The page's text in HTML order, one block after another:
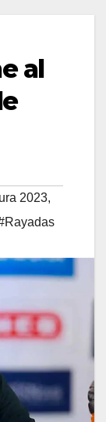
al
2023,